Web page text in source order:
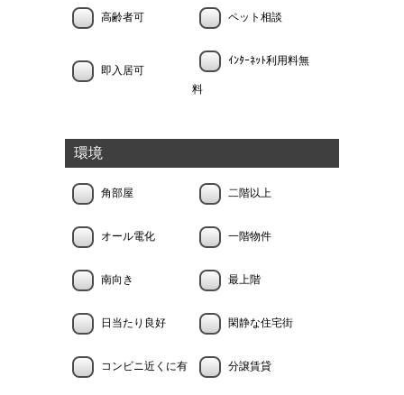
高齢者可 ペット相談
即入居可
ｲﾝﾀｰﾈｯﾄ利用料無
料
環境
角部屋 二階以上
オール電化 一階物件
南向き 最上階
日当たり良好 閑静な住宅街
コンビニ近くに有 分譲賃貸